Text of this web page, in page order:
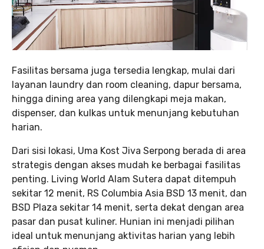
Fasilitas bersama juga tersedia lengkap, mulai dari
layanan laundry dan room cleaning, dapur bersama,
hingga dining area yang dilengkapi meja makan,
dispenser, dan kulkas untuk menunjang kebutuhan
harian.
Dari sisi lokasi, Uma Kost Jiva Serpong berada di area
strategis dengan akses mudah ke berbagai fasilitas
penting. Living World Alam Sutera dapat ditempuh
sekitar 12 menit, RS Columbia Asia BSD 13 menit, dan
BSD Plaza sekitar 14 menit, serta dekat dengan area
pasar dan pusat kuliner. Hunian ini menjadi pilihan
ideal untuk menunjang aktivitas harian yang lebih